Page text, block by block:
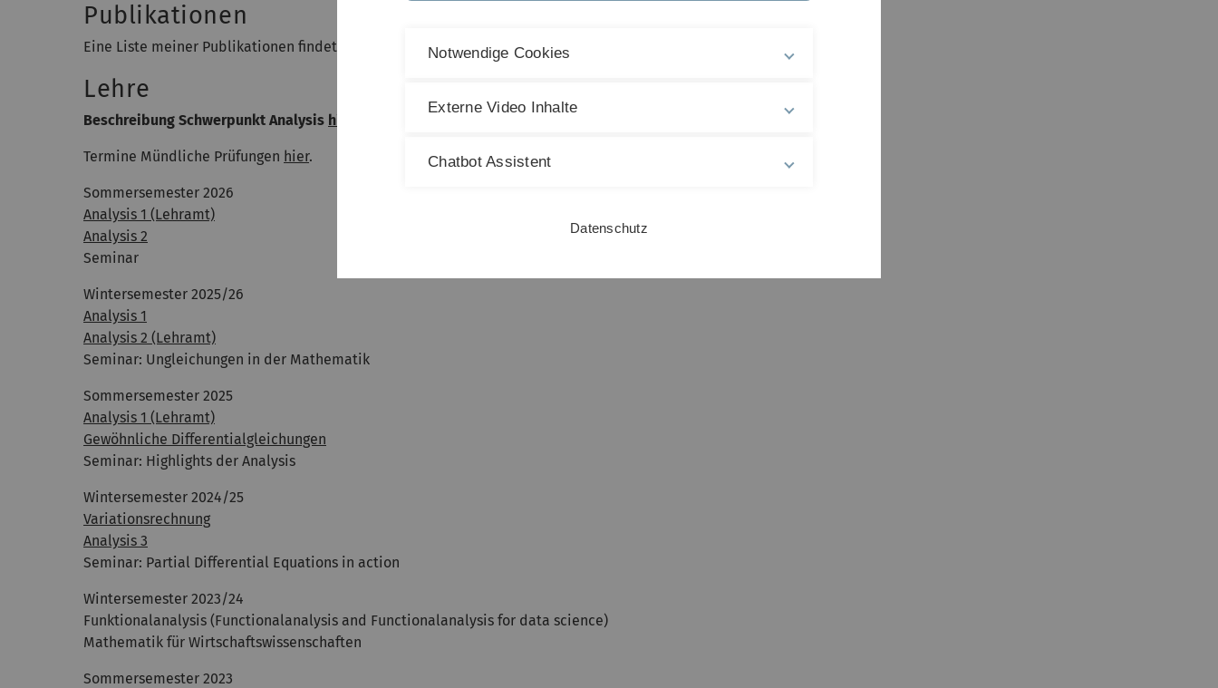
Publikationen
Eine Liste meiner Publikationen findet sich
Lehre
Beschreibung Schwerpunkt Analysis hier
Termine Mündliche Prüfungen hier.
Sommersemester 2026
Analysis 1 (Lehramt)
Analysis 2
Seminar
Wintersemester 2025/26
Analysis 1
Analysis 2 (Lehramt)
Seminar: Ungleichungen in der Mathematik
Sommersemester 2025
Analysis 1 (Lehramt)
Gewöhnliche Differentialgleichungen
Seminar: Highlights der Analysis
Wintersemester 2024/25
Variationsrechnung
Analysis 3
Seminar: Partial Differential Equations in action
Wintersemester 2023/24
Funktionalanalysis (Functionalanalysis and Functionalanalysis for data science)
Mathematik für Wirtschaftswissenschaften
Sommersemester 2023
Notwendige Cookies
Externe Video Inhalte
Chatbot Assistent
Datenschutz